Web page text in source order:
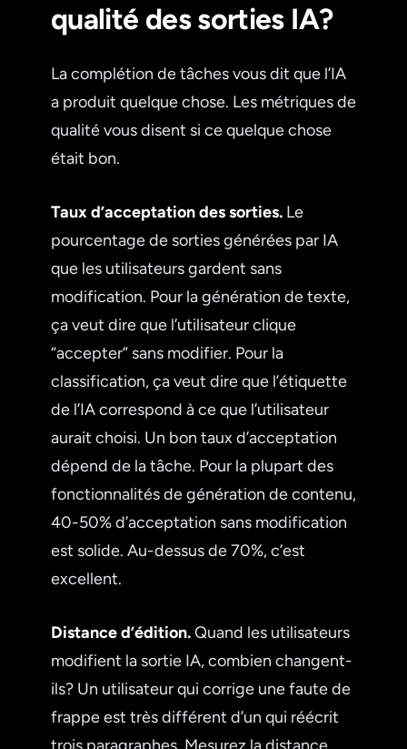
qualité des sorties IA?
La complétion de tâches vous dit que l’IA
a produit quelque chose. Les métriques de
qualité vous disent si ce quelque chose
était bon.
Taux d’acceptation des sorties. Le
pourcentage de sorties générées par IA
que les utilisateurs gardent sans
modification. Pour la génération de texte,
ça veut dire que l’utilisateur clique
“accepter” sans modifier. Pour la
classification, ça veut dire que l’étiquette
de l’IA correspond à ce que l’utilisateur
aurait choisi. Un bon taux d’acceptation
dépend de la tâche. Pour la plupart des
fonctionnalités de génération de contenu,
40-50% d’acceptation sans modification
est solide. Au-dessus de 70%, c’est
excellent.
Distance d’édition.Quand les utilisateurs
modifient la sortie IA, combien changent-
ils? Un utilisateur qui corrige une faute de
frappe est très différent d’un qui réécrit